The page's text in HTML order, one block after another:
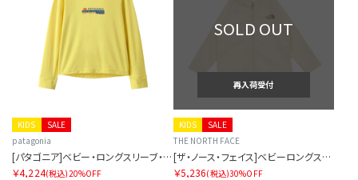
SALE
KIDS
patagonia
[パタゴニア]ベビー・ロングスリーブ・キャプリーン・シルクウェイト・Tシャツ
￥4,224(税込)20%OFF
SOLD OUT
再入荷受付
SALE
KIDS
THE NORTH FACE
[ザ・ノース・フェイス]ベビーロングスリーブフルジップサンシェードジャケット
￥5,236(税込)30%OFF